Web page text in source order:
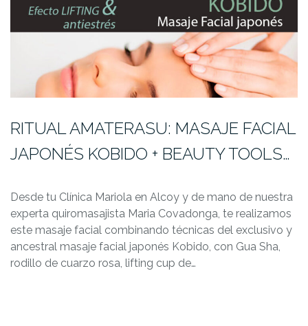
RITUAL AMATERASU: MASAJE FACIAL
JAPONÉS KOBIDO + BEAUTY TOOLS…
Desde tu Clínica Mariola en Alcoy y de mano de nuestra
experta quiromasajista Maria Covadonga, te realizamos
este masaje facial combinando técnicas del exclusivo y
ancestral masaje facial japonés Kobido, con Gua Sha,
rodillo de cuarzo rosa, lifting cup de…